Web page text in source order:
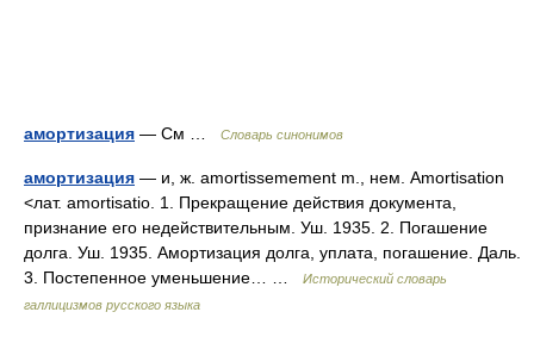
амортизация — См … Словарь синонимов
амортизация — и, ж. amortissemement m., нем. Amortisation
<лат. amortisatio. 1. Прекращение действия документа,
признание его недействительным. Уш. 1935. 2. Погашение
долга. Уш. 1935. Амортизация долга, уплата, погашение. Даль.
3. Постепенное уменьшение… …
Исторический словарь
галлицизмов русского языка